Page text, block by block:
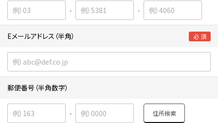
- -
Eメールアドレス（半角） 必 須
郵便番号（半角数字）
- 住所検索